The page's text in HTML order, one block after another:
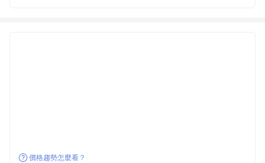
價格趨勢怎麼看？